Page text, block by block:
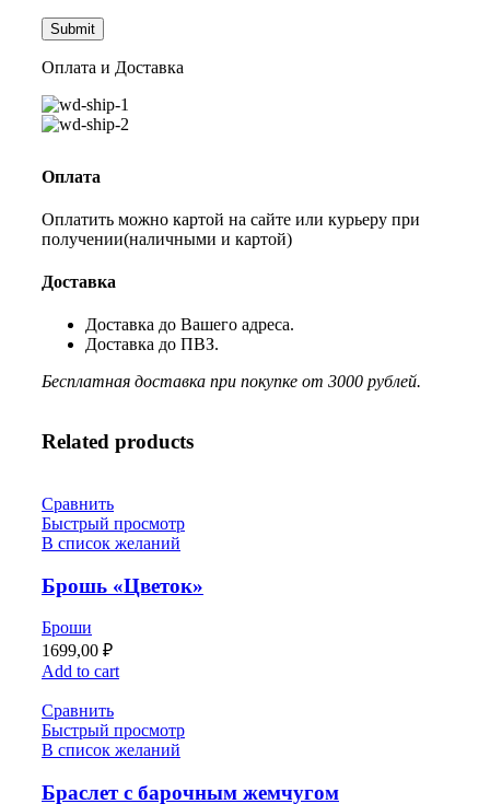
Оплата и Доставка
Оплата
Оплатить можно картой на сайте или курьеру при
получении(наличными и картой)
Доставка
Доставка до Вашего адреса.
Доставка до ПВЗ.
Бесплатная доставка при покупке от 3000 рублей.
Related products
Сравнить
Быстрый просмотр
В список желаний
Брошь «Цветок»
Броши
1699,00 ₽
Add to cart
Сравнить
Быстрый просмотр
В список желаний
Браслет с барочным жемчугом